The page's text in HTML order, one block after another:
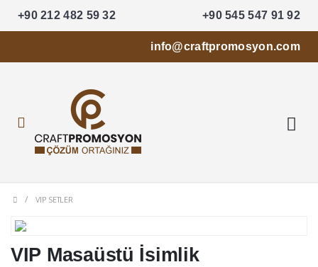
+90 212 482 59 32 +90 545 547 91 92
info@craftpromosyon.com
VIP SETLER
VIP Masaüstü İsimlik